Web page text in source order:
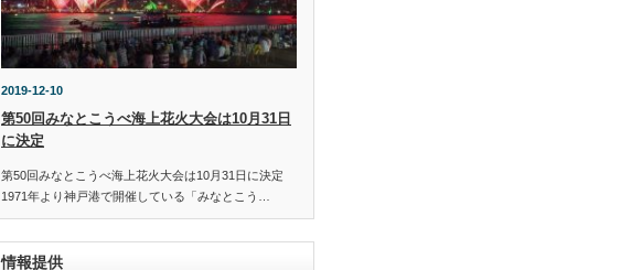
2019-12-10
第50回みなとこうべ海上花火大会は10月31日
に決定
第50回みなとこうべ海上花火大会は10月31日に決定
1971年より神戸港で開催している「みなとこう…
情報提供